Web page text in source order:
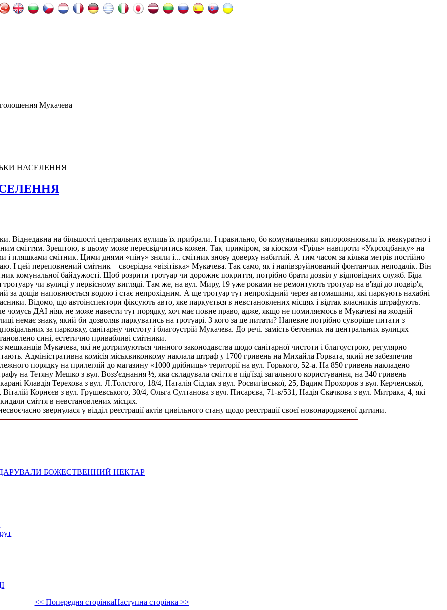
Мукачева
НАСЕЛЕННЯ
Віднедавна на більшості центральних вулиць їх прибрали. І правильно, бо комунальники випорожнювали їх неакуратно і
сміттям. Зрештою, в цьому може пересвідчитись кожен. Так, приміром, за кіоском «Гріль» навпроти «Укрсоцбанку» на
пляшками смітник. Цими днями «піну» зняли і... смітник знову доверху набитий. А тим часом за кілька метрів постійно
І цей переповнений смітник – своєрідна «візітівка» Мукачева. Так само, як і напівзруйнований фонтанчик неподалік. Він
комунальної байдужості. Щоб розрити тротуар чи дорожнє покриття, потрібно брати дозвіл у відповідних служб. Біда
чи вулиці у первісному вигляді. Там же, на вул. Миру, 19 уже роками не ремонтують тротуар на в'їзді до подвір'я,
за дощів наповнюється водою і стає непрохідним. А ще тротуар тут непрохідний через автомашини, які паркують нахабні
Відомо, що автоінспектори фіксують авто, яке паркується в невстановлених місцях і відтак власників штрафують.
чомусь ДАІ ніяк не може навести тут порядку, хоч має повне право, адже, якщо не помиляємось в Мукачеві на жодній
немає знаку, який би дозволяв паркуватись на тротуарі. З кого за це питати? Напевне потрібно суворіше питати з
за парковку, санітарну чистоту і благоустрій Мукачева. До речі. замість бетонних на центральних вулицях
сині, естетично привабливі смітники.
мешканців Мукачева, які не дотримуються чинного законодавства щодо санітарної чистоти і благоустрою, регулярно
Адміністративна комісія міськвиконкому наклала штраф у 1700 гривень на Михайла Горвата, який не забезпечив
порядку на прилеглій до магазину «1000 дрібниць» території на вул. Горького, 52-а. На 850 гривень накладено
на Тетяну Мешко з вул. Возз'єднання ½, яка складувала сміття в під'їзді загального користування, на 340 гривень
Клавдія Терехова з вул. Л.Толстого, 18/4, Наталія Сідлак з вул. Росвигівської, 25, Вадим Прохоров з вул. Керченської,
Віталій Корнєєв з вул. Грушевського, 30/4, Ольга Султанова з вул. Писарєва, 71-в/531, Надія Скачкова з вул. Митрака, 4, які
сміття в невстановлених місцях.
звернулася у відділ реєстрації актів цивільного стану щодо реєстрації своєї новонародженої дитини.
БОЖЕСТВЕННИЙ НЕКТАР
<< Попередня сторінкаНаступна сторінка >>